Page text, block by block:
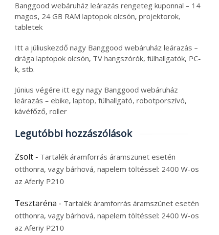
Banggood webáruház leárazás rengeteg kuponnal – 14
magos, 24 GB RAM laptopok olcsón, projektorok,
tabletek
Itt a júliuskezdő nagy Banggood webáruház leárazás –
drága laptopok olcsón, TV hangszórók, fülhallgatók, PC-
k, stb.
Június végére itt egy nagy Banggood webáruház
leárazás – ebike, laptop, fülhallgató, robotporszívó,
kávéfőző, roller
Legutóbbi hozzászólások
Zsolt - Tartalék áramforrás áramszünet esetén
otthonra, vagy bárhová, napelem töltéssel: 2400 W-os
az Aferiy P210
Tesztaréna - Tartalék áramforrás áramszünet esetén
otthonra, vagy bárhová, napelem töltéssel: 2400 W-os
az Aferiy P210